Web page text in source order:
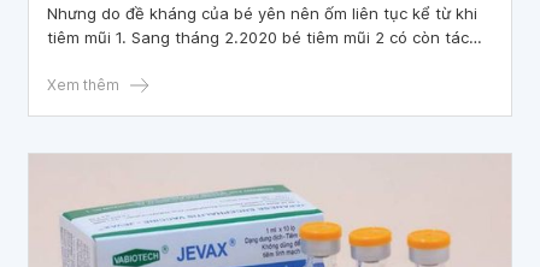
Nhưng do đề kháng của bé yên nên ốm liên tục kể từ khi
tiêm mũi 1. Sang tháng 2.2020 bé tiêm mũi 2 có còn tác
Xem thêm